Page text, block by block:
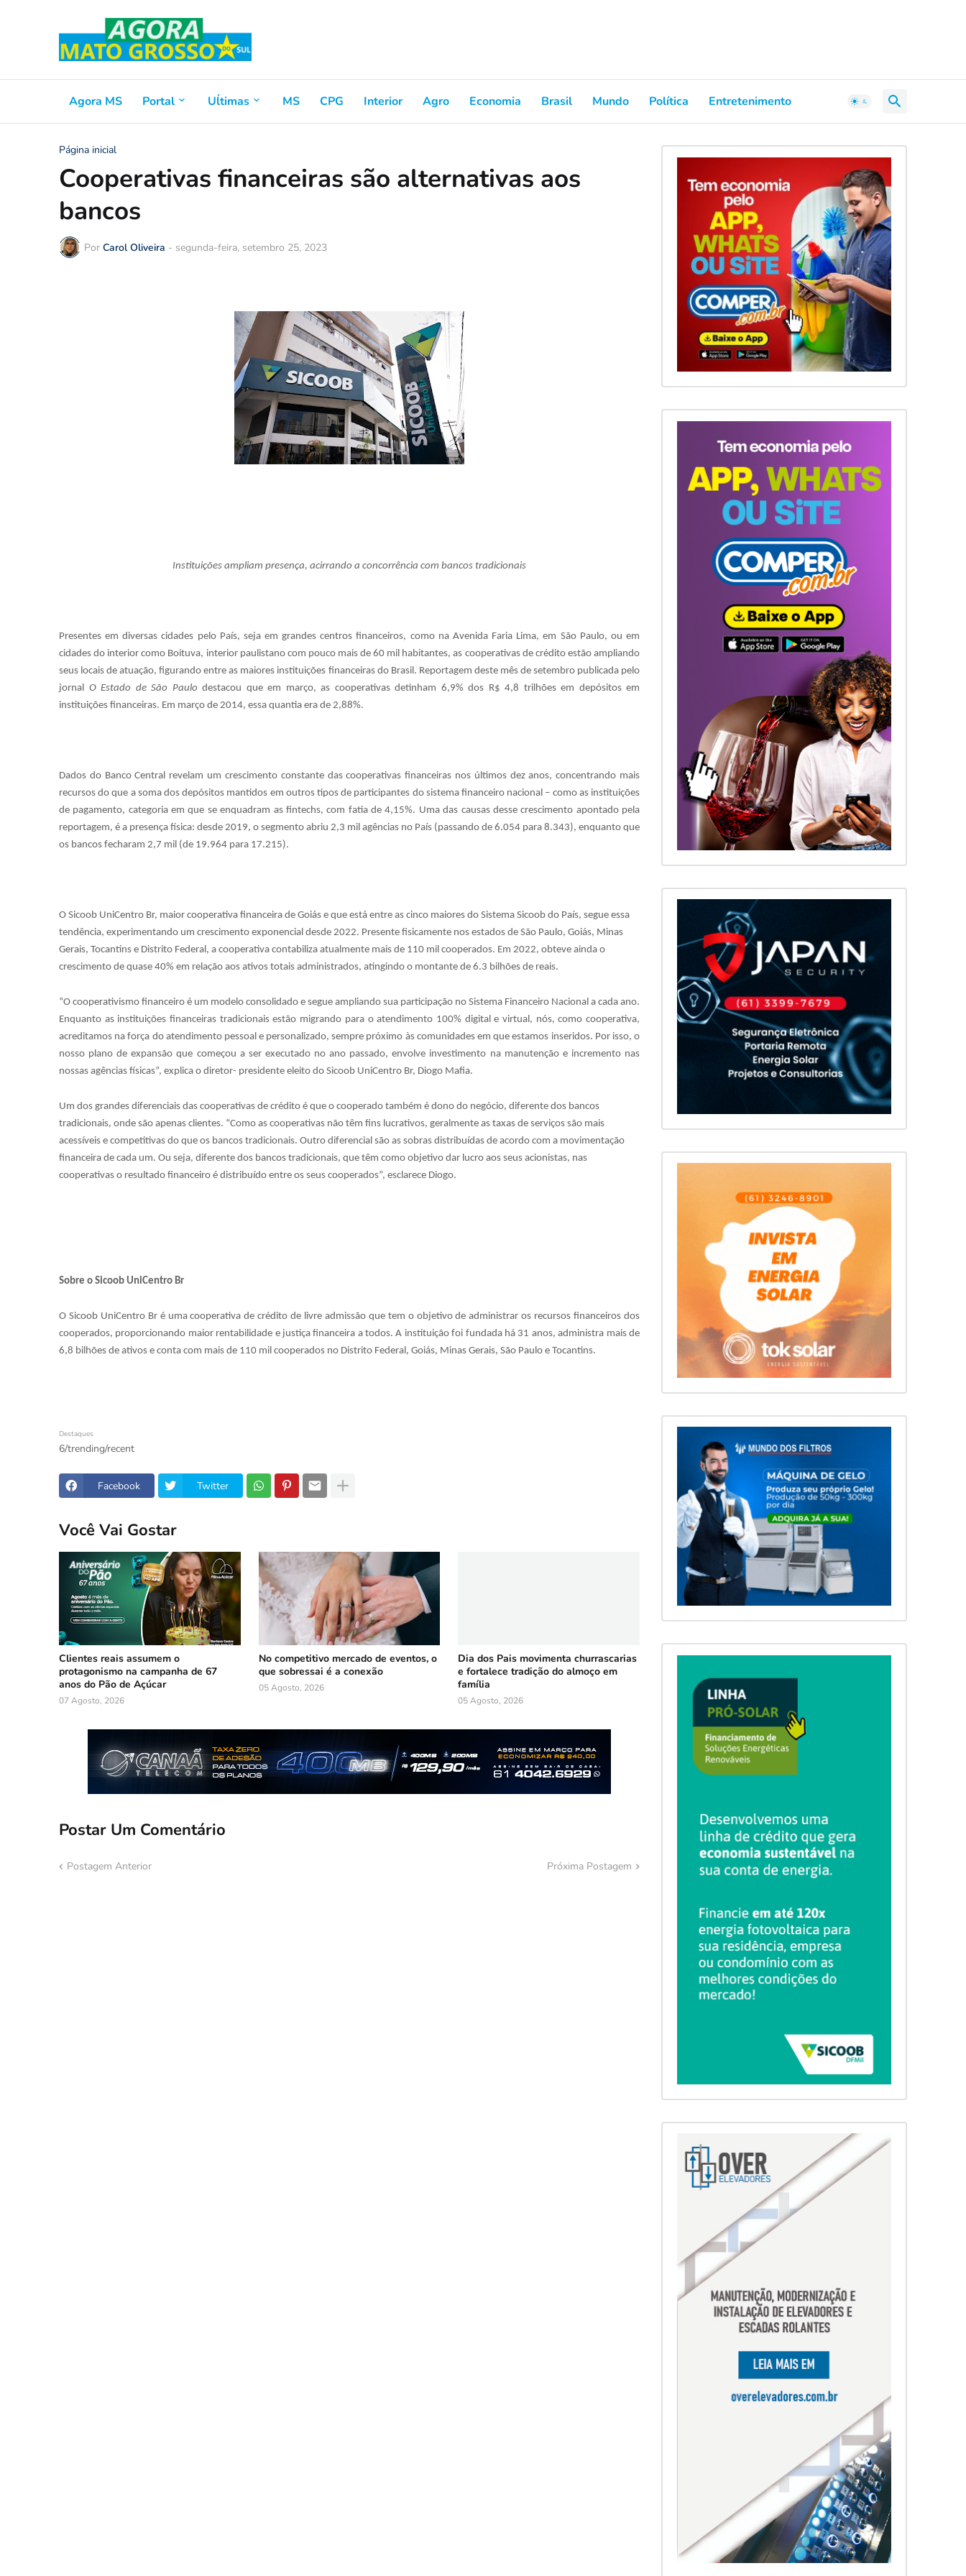
Agora MS Portal Uĺtimas MS CPG Interior Agro Economia Brasil Mundo Política Entretenimento
Página inicial
Cooperativas financeiras são alternativas aos
bancos
Por Carol Oliveira - segunda-feira, setembro 25, 2023
Instituições ampliam presença, acirrando a concorrência com bancos tradicionais
Presentes em diversas cidades pelo País, seja em grandes centros financeiros, como na Avenida Faria Lima, em São Paulo, ou em
cidades do interior como Boituva, interior paulistano com pouco mais de 60 mil habitantes, as cooperativas de crédito estão ampliando
seus locais de atuação, figurando entre as maiores instituições financeiras do Brasil. Reportagem deste mês de setembro publicada pelo
jornal O Estado de São Paulodestacou que em março, as cooperativas detinham 6,9% dos R$ 4,8 trilhões em depósitos em
instituições financeiras. Em março de 2014, essa quantia era de 2,88%.
Dados do Banco Central revelam um crescimento constante das cooperativas financeiras nos últimos dez anos, concentrando mais
recursos do que a soma dos depósitos mantidos em outros tipos de participantes do sistema financeiro nacional – como as instituições
de pagamento, categoria em que se enquadram as fintechs, com fatia de 4,15%. Uma das causas desse crescimento apontado pela
reportagem, é a presença física: desde 2019, o segmento abriu 2,3 mil agências no País (passando de 6.054 para 8.343), enquanto que
os bancos fecharam 2,7 mil (de 19.964 para 17.215).
O Sicoob UniCentro Br, maior cooperativa financeira de Goiás e que está entre as cinco maiores do Sistema Sicoob do País, segue essa
tendência, experimentando um crescimento exponencial desde 2022. Presente fisicamente nos estados de São Paulo, Goiás, Minas
Gerais, Tocantins e Distrito Federal, a cooperativa contabiliza atualmente mais de 110 mil cooperados. Em 2022, obteve ainda o
crescimento de quase 40% em relação aos ativos totais administrados, atingindo o montante de 6.3 bilhões de reais.
“O cooperativismo financeiro é um modelo consolidado e segue ampliando sua participação no Sistema Financeiro Nacional a cada ano.
Enquanto as instituições financeiras tradicionais estão migrando para o atendimento 100% digital e virtual, nós, como cooperativa,
acreditamos na força do atendimento pessoal e personalizado, sempre próximo às comunidades em que estamos inseridos. Por isso, o
nosso plano de expansão que começou a ser executado no ano passado, envolve investimento na manutenção e incremento nas
nossas agências físicas”, explica o diretor- presidente eleito do Sicoob UniCentro Br, Diogo Mafia.
Um dos grandes diferenciais das cooperativas de crédito é que o cooperado também é dono do negócio, diferente dos bancos
tradicionais, onde são apenas clientes. “Como as cooperativas não têm fins lucrativos, geralmente as taxas de serviços são mais
acessíveis e competitivas do que os bancos tradicionais. Outro diferencial são as sobras distribuídas de acordo com a movimentação
financeira de cada um. Ou seja, diferente dos bancos tradicionais, que têm como objetivo dar lucro aos seus acionistas, nas
cooperativas o resultado financeiro é distribuído entre os seus cooperados”, esclarece Diogo.
Sobre o Sicoob UniCentro Br
O Sicoob UniCentro Br é uma cooperativa de crédito de livre admissão que tem o objetivo de administrar os recursos financeiros dos
cooperados, proporcionando maior rentabilidade e justiça financeira a todos. A instituição foi fundada há 31 anos, administra mais de
6,8 bilhões de ativos e conta com mais de 110 mil cooperados no Distrito Federal, Goiás, Minas Gerais, São Paulo e Tocantins.
Destaques
6/trending/recent
Facebook Twitter
Você Vai Gostar
Clientes reais assumem o
protagonismo na campanha de 67
anos do Pão de Açúcar
07 Agosto, 2026
No competitivo mercado de eventos, o
que sobressai é a conexão
05 Agosto, 2026
Dia dos Pais movimenta churrascarias
e fortalece tradição do almoço em
família
05 Agosto, 2026
Postar Um Comentário
Postagem Anterior Próxima Postagem